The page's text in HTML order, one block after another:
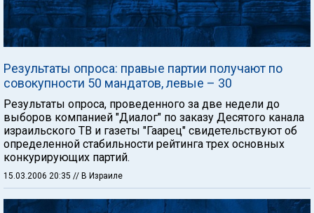
Результаты опроса: правые партии получают по
совокупности 50 мандатов, левые – 30
Результаты опроса, проведенного за две недели до
выборов компанией "Диалог" по заказу Десятого канала
израильского ТВ и газеты "Гаарец" свидетельствуют об
определенной стабильности рейтинга трех основных
конкурирующих партий.
15.03.2006 20:35 // В Израиле